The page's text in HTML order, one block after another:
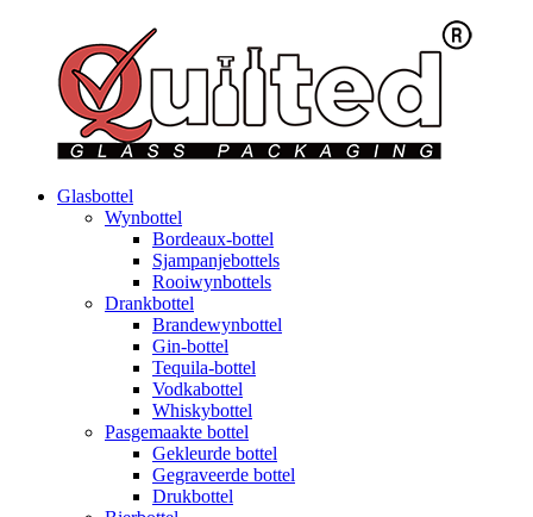
Glasbottel
Wynbottel
Bordeaux-bottel
Sjampanjebottels
Rooiwynbottels
Drankbottel
Brandewynbottel
Gin-bottel
Tequila-bottel
Vodkabottel
Whiskybottel
Pasgemaakte bottel
Gekleurde bottel
Gegraveerde bottel
Drukbottel